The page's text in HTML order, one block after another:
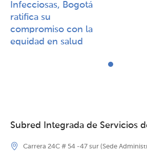
Infecciosas, Bogotá
ratifica su
compromiso con la
equidad en salud
Subred Integrada de Servicios
Carrera 24C # 54 -47 sur (Sede